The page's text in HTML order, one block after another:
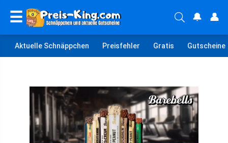
☰ 🔔 👤
Aktuelle Schnäppchen Preisfehler Gratis Gutscheine